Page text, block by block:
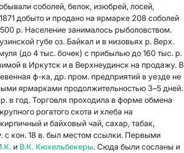
соболей, белок, изюбрей, лосей,
добыто и продано на ярмарке 208 соболей
р. Население занималось рыболовством.
губе оз. Байкал и в низовьях р. Верх.
(до 4 тыс. бочек) с прибылью до 160 тыс. р.
в Иркутск и в Верхнеудинск на продажу. В
ф-ка, др. пром. предприятий в уезде не
ярмарками продолжительностью 3–5 дней.
в год. Торговля проходила в форме обмена
рогатого скота и хлеба на
и байховый чай, сахар, табак,
с кон. 18 в. был местом ссылки. Первыми
и В.К. Кюхельбекеры. Сюда были сосланы и